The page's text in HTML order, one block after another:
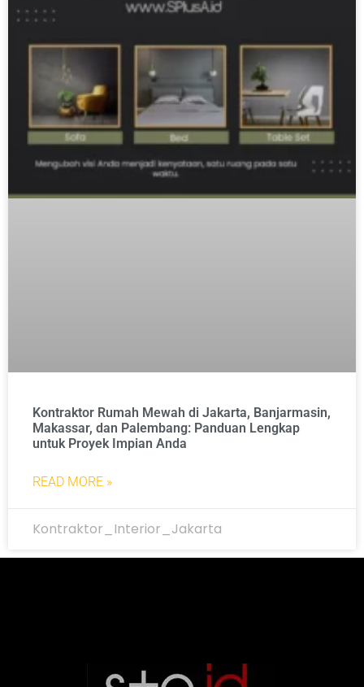
Kontraktor Rumah Mewah di Jakarta, Banjarmasin,
Makassar, dan Palembang: Panduan Lengkap
untuk Proyek Impian Anda
READ MORE »
Kontraktor_Interior_Jakarta